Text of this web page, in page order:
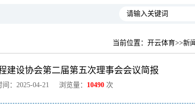
当前位置： 开云体育>>新
建设协会第二届第五次理事会会议简报
间：2025-04-21 浏览量： 10490次